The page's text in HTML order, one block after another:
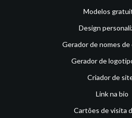
Modelos
Design
Gerador de nomes de
Gerador de
Criador de
Link na bio
Cartões de visita